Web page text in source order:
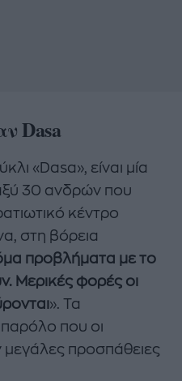
Dasa
«Dasa», είναι μία
30 ανδρών που
κέντρο
στη βόρεια
προβλήματα με το
Μερικές φορές οι
». Τα
που οι
προσπάθειες